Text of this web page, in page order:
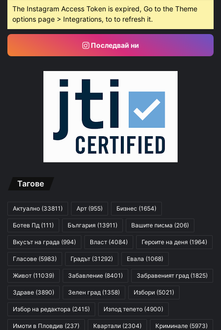
The Instagram Access Token is expired, Go to the Theme
options page > Integrations, to to refresh it.
Последвай ни
Тагове
Актуално (33811) Арт (955) Бизнес (1654)
Ботев Пд (111) България (13911) Вашите писма (206)
Вкусът на града (994) Власт (4084) Героите на деня (1964)
Гласове (5983) Градът (31292) Евала (1068)
Живот (11039) Забавление (8401) Забравеният град (1825)
Здраве (3890) Зелен град (1358) Избори (5021)
Избор на редактора (2415) Изпод тепето (4900)
Имоти в Пловдив (237) Квартали (2304) Криминале (5973)